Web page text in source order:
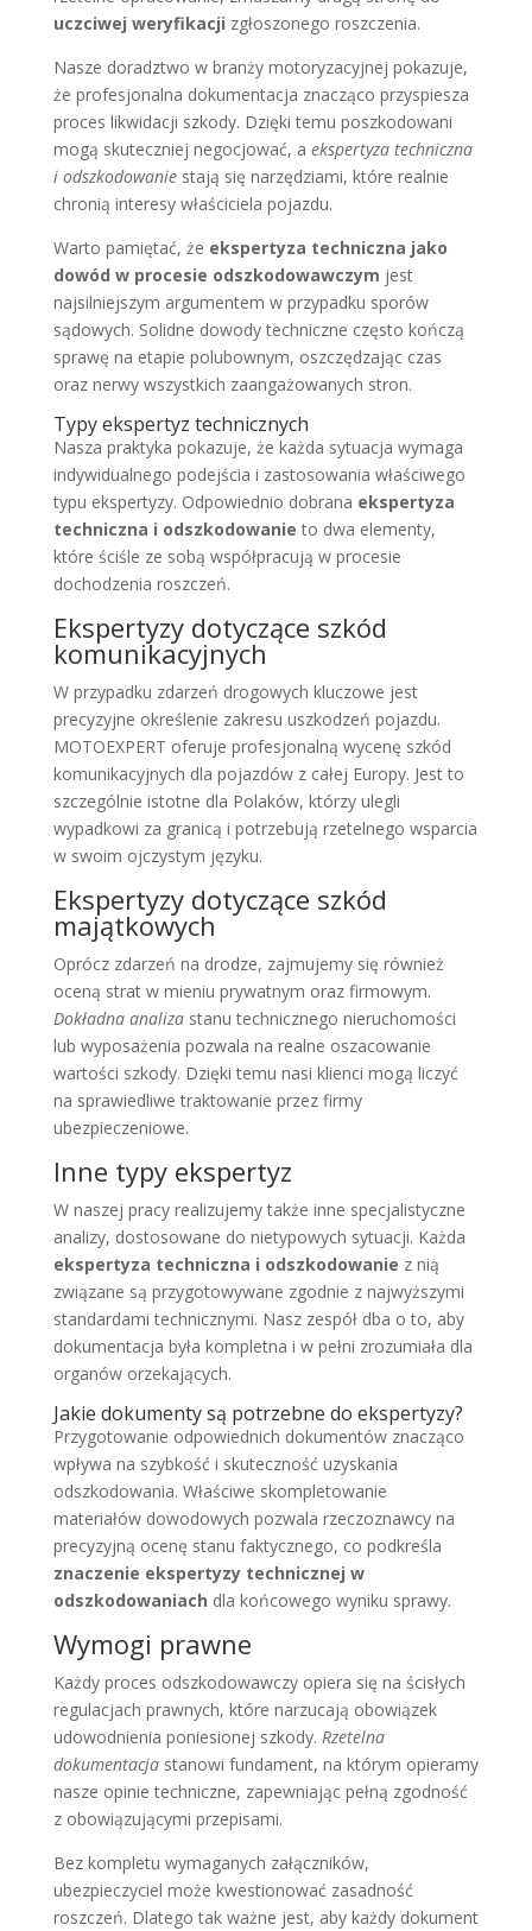
uczciwej weryfikacji zgłoszonego roszczenia.
Nasze doradztwo w branży motoryzacyjnej pokazuje,
że profesjonalna dokumentacja znacząco przyspiesza
proces likwidacji szkody. Dzięki temu poszkodowani
mogą skuteczniej negocjować, a ekspertyza techniczna
i odszkodowaniestają się narzędziami, które realnie
chronią interesy właściciela pojazdu.
Warto pamiętać, że ekspertyza techniczna jako
dowód w procesie odszkodowawczym jest
najsilniejszym argumentem w przypadku sporów
sądowych. Solidne dowody techniczne często kończą
sprawę na etapie polubownym, oszczędzając czas
oraz nerwy wszystkich zaangażowanych stron.
Typy ekspertyz technicznych
Nasza praktyka pokazuje, że każda sytuacja wymaga
indywidualnego podejścia i zastosowania właściwego
typu ekspertyzy. Odpowiednio dobrana ekspertyza
techniczna i odszkodowanie to dwa elementy,
które ściśle ze sobą współpracują w procesie
dochodzenia roszczeń.
Ekspertyzy dotyczące szkód
komunikacyjnych
W przypadku zdarzeń drogowych kluczowe jest
precyzyjne określenie zakresu uszkodzeń pojazdu.
MOTOEXPERT oferuje profesjonalną wycenę szkód
komunikacyjnych dla pojazdów z całej Europy. Jest to
szczególnie istotne dla Polaków, którzy ulegli
wypadkowi za granicą i potrzebują rzetelnego wsparcia
w swoim ojczystym języku.
Ekspertyzy dotyczące szkód
majątkowych
Oprócz zdarzeń na drodze, zajmujemy się również
oceną strat w mieniu prywatnym oraz firmowym.
Dokładna analizastanu technicznego nieruchomości
lub wyposażenia pozwala na realne oszacowanie
wartości szkody. Dzięki temu nasi klienci mogą liczyć
na sprawiedliwe traktowanie przez firmy
ubezpieczeniowe.
Inne typy ekspertyz
W naszej pracy realizujemy także inne specjalistyczne
analizy, dostosowane do nietypowych sytuacji. Każda
ekspertyza techniczna i odszkodowanie z nią
związane są przygotowywane zgodnie z najwyższymi
standardami technicznymi. Nasz zespół dba o to, aby
dokumentacja była kompletna i w pełni zrozumiała dla
organów orzekających.
Jakie dokumenty są potrzebne do ekspertyzy?
Przygotowanie odpowiednich dokumentów znacząco
wpływa na szybkość i skuteczność uzyskania
odszkodowania. Właściwe skompletowanie
materiałów dowodowych pozwala rzeczoznawcy na
precyzyjną ocenę stanu faktycznego, co podkreśla
znaczenie ekspertyzy technicznej w
odszkodowaniach dla końcowego wyniku sprawy.
Wymogi prawne
Każdy proces odszkodowawczy opiera się na ścisłych
regulacjach prawnych, które narzucają obowiązek
udowodnienia poniesionej szkody. Rzetelna
dokumentacjastanowi fundament, na którym opieramy
nasze opinie techniczne, zapewniając pełną zgodność
z obowiązującymi przepisami.
Bez kompletu wymaganych załączników,
ubezpieczyciel może kwestionować zasadność
roszczeń. Dlatego tak ważne jest, aby każdy dokument